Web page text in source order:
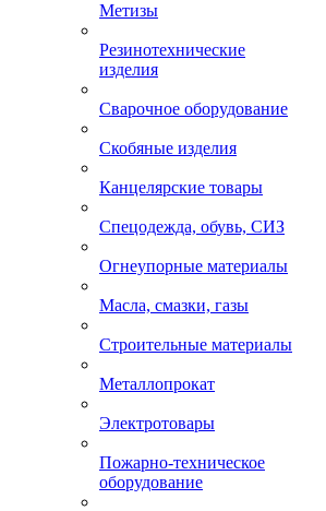
Метизы
Резинотехнические
изделия
Сварочное оборудование
Скобяные изделия
Канцелярские товары
Спецодежда, обувь, СИЗ
Огнеупорные материалы
Масла, смазки, газы
Строительные материалы
Металлопрокат
Электротовары
Пожарно-техническое
оборудование